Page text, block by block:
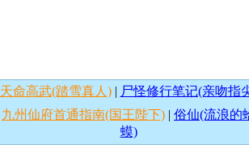
天命高武(踏雪真人)| 尸怪修行笔记(亲吻指
九州仙府首通指南(国王陛下) | 俗仙(流浪的
蟆)